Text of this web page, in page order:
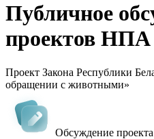
Публичное
проектов НПА
Проект Закона Республики
обращении с животными»
Обсуждение проекта